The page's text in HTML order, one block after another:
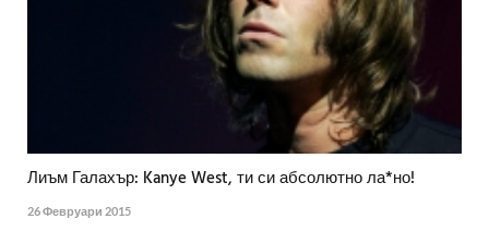
Лиъм Галахър: Kanye West, ти си абсолютно ла*но!
26 Февруари 2015